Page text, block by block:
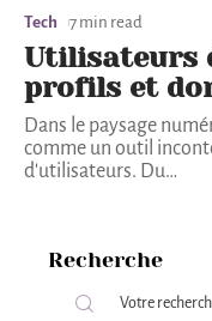
Tech 7 min read
Utilisateurs
profils et
Dans le paysage
comme un outil
d'utilisateurs. Du…
Recherche